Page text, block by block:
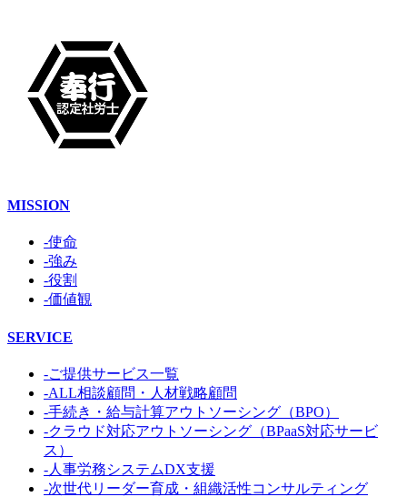
MISSION
-使命
-強み
-役割
-価値観
SERVICE
-ご提供サービス一覧
-ALL相談顧問・人材戦略顧問
-手続き・給与計算アウトソーシング（BPO）
-クラウド対応アウトソーシング（BPaaS対応サービ
ス）
-人事労務システムDX支援
-次世代リーダー育成・組織活性コンサルティング